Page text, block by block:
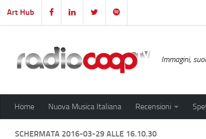
Salta al contenuto
Art Hub
Immagini,
Home Nuova Musica Italiana Recensioni
SCHERMATA 2016-03-29 ALLE 16.10.30